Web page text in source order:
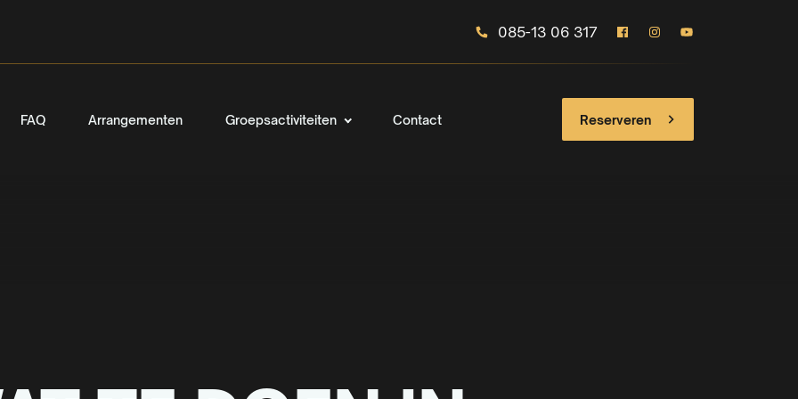
085-13 06 317
FAQ Arrangementen Groepsactiviteiten Contact Reserveren